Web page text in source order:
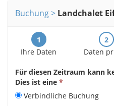
Buchung Landchalet
1
Ihre Daten
2
Daten
Für diesen Zeitraum kann
Dies ist eine
Verbindliche Buchung